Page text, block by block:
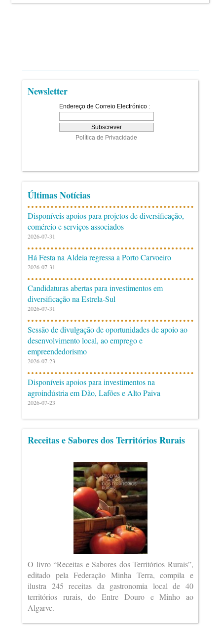
Newsletter
Últimas Notícias
Disponíveis apoios para projetos de diversificação,
comércio e serviços associados
2026-07-31
Há Festa na Aldeia regressa a Porto Carvoeiro
2026-07-31
Candidaturas abertas para investimentos em
diversificação na Estrela-Sul
2026-07-31
Sessão de divulgação de oportunidades de apoio ao
desenvolvimento local, ao emprego e
empreendedorismo
2026-07-23
Disponíveis apoios para investimentos na
agroindústria em Dão, Lafões e Alto Paiva
2026-07-23
Receitas e Sabores dos Territórios Rurais
O livro “Receitas e Sabores dos Territórios Rurais”,
editado pela Federação Minha Terra, compila e
ilustra 245 receitas da gastronomia local de 40
territórios rurais, do Entre Douro e Minho ao
Algarve.